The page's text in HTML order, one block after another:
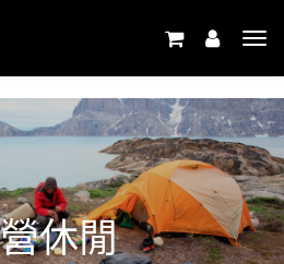
休閒